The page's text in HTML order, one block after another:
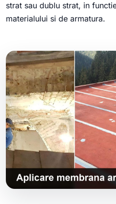
strat sau dublu strat, in
materialului si de armatura.